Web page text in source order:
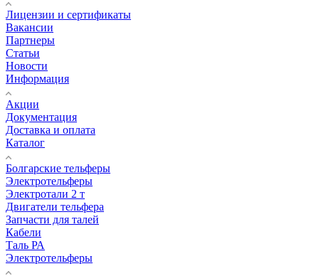
Лицензии и сертификаты
Вакансии
Партнеры
Статьи
Новости
Информация
Акции
Документация
Доставка и оплата
Каталог
Болгарские тельферы
Электротельферы
Электротали 2 т
Двигатели тельфера
Запчасти для талей
Кабели
Таль РА
Электротельферы